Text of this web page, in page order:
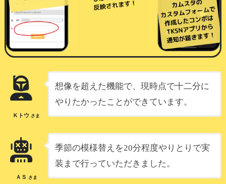
口コミはご本人様であれば、24時間は編集可能
可能です。誤字脱字や、あわてて投稿してしまっ
た場合でも
Ｋトウ さま
想像を超えた機能で、現時点で十二分に
やりたかったことができています。
ＡＳ さま
季節の模様替えを20分程度やりとりで実
装まで行っていただきました。